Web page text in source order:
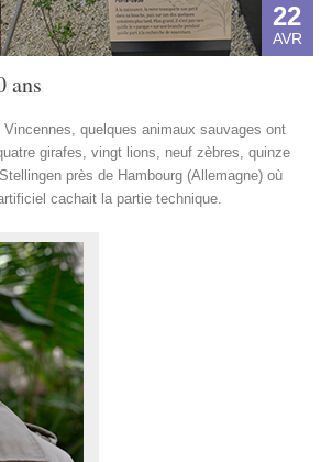
22
AVR
ans
quelques animaux sauvages ont
girafes, vingt lions, neuf zèbres, quinze
près de Hambourg (Allemagne) où
cachait la partie technique.